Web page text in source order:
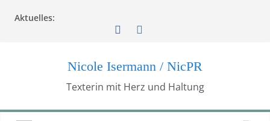
Inhalt
Aktuelles:
Nicole Isermann / NicPR
Texterin mit Herz und Haltung